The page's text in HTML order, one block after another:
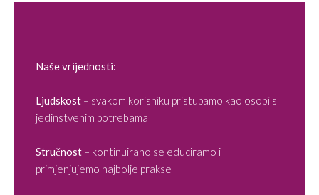
Naše vrijednosti:
Ljudskost – svakom korisniku pristupamo kao osobi s
jedinstvenim potrebama
Stručnost – kontinuirano se educiramo i
primjenjujemo najbolje prakse